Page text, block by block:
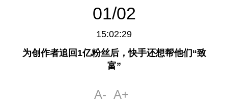
01/02
15:02:29
为创作者追回1亿粉丝后，快手还想帮他们“致
富”